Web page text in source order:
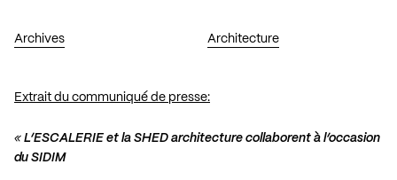
Archives Architecture
Extrait du communiqué de presse:
« L’ESCALERIE et la SHED architecture collaborent à l’occasion
du SIDIM